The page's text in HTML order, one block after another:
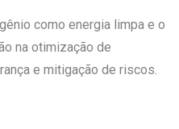
como energia limpa e o
na otimização de
e mitigação de riscos.